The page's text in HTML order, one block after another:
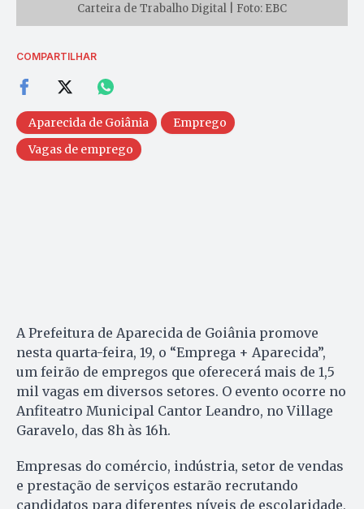
Carteira de Trabalho Digital | Foto: EBC
COMPARTILHAR
Aparecida de Goiânia
Emprego
Vagas de emprego
A Prefeitura de Aparecida de Goiânia promove
nesta quarta-feira, 19, o “Emprega + Aparecida”,
um feirão de empregos que oferecerá mais de 1,5
mil vagas em diversos setores. O evento ocorre no
Anfiteatro Municipal Cantor Leandro, no Village
Garavelo, das 8h às 16h.
Empresas do comércio, indústria, setor de vendas
e prestação de serviços estarão recrutando
candidatos para diferentes níveis de escolaridade,